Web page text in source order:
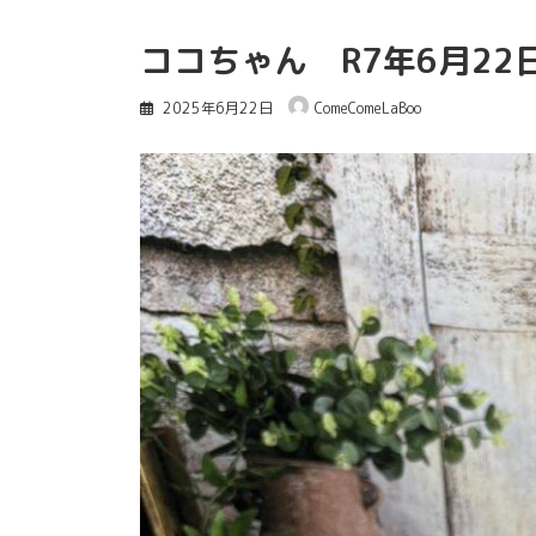
ココちゃん R7年6月22
2025年6月22日 ComeComeLaBoo